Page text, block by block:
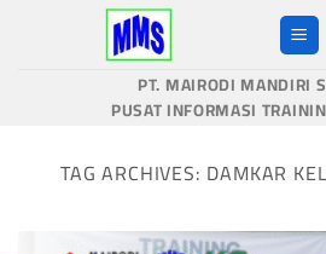
PT. MAIRODI MANDIRI
PUSAT INFORMASI
TAG ARCHIVES: DAMKAR